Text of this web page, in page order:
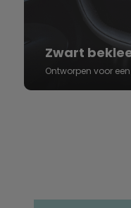
Zwart
Ontworpen voor